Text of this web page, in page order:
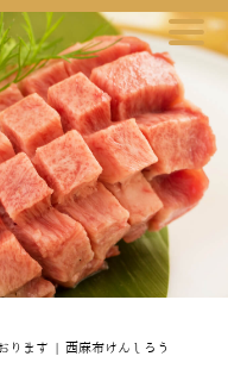
ります | 西麻布けんしろう